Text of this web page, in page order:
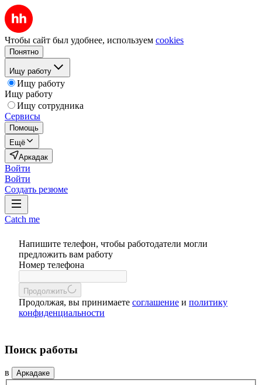
Чтобы сайт был удобнее, используем cookies
Понятно
Ищу работу
Ищу работу
Ищу работу
Ищу сотрудника
Сервисы
Помощь
Ещё
Аркадак
Войти
Войти
Создать резюме
Catch me
Напишите телефон, чтобы работодатели могли
предложить вам работу
Номер телефона
Продолжить
Продолжая, вы принимаете соглашение и политику
конфиденциальности
Поиск работы
в Аркадаке